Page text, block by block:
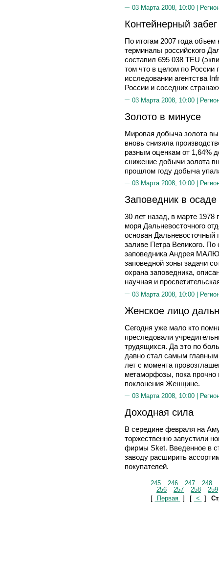
03 Марта 2008, 10:00 |
Контейнерный забег
По итогам 2007 года объем
терминалы российского
составил 695 038 TEU
том что в целом по России
исследовании агентства
России и соседних
03 Марта 2008, 10:00 |
Золото в минусе
Мировая добыча золота
вновь снизила
разным оценкам от 1,64%
снижение добычи золота
прошлом году добыча
03 Марта 2008, 10:00 |
Заповедник в осаде
30 лет назад, в марте 1978
моря Дальневосточного
основан Дальневосточный
заливе Петра Великого.
заповедника Андрея
заповедной зоны задачи
охрана заповедника,
научная и
03 Марта 2008, 10:00 |
Женское лицо
Сегодня уже мало кто
преследовали
трудящихся. Да это по
давно стал самым
лет с момента
метаморфозы, пока прочно
поклонения Женщине.
03 Марта 2008, 10:00 |
Доходная сила
В середине февраля на
торжественно запустили
фирмы Sket. Введенное в
заводу расширить
покупателей.
245 246 247 248
256
257 258
259
[
Первая ] [ < ]